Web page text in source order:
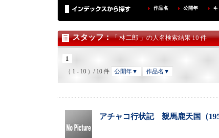
作品名 公開年
スタッフ：「 林二郎 」の人名検索結果 10 件
1
（ 1 - 10 ）/ 10 件 公開年▼ 作品名▼
アチャコ行状記 親馬鹿天国（